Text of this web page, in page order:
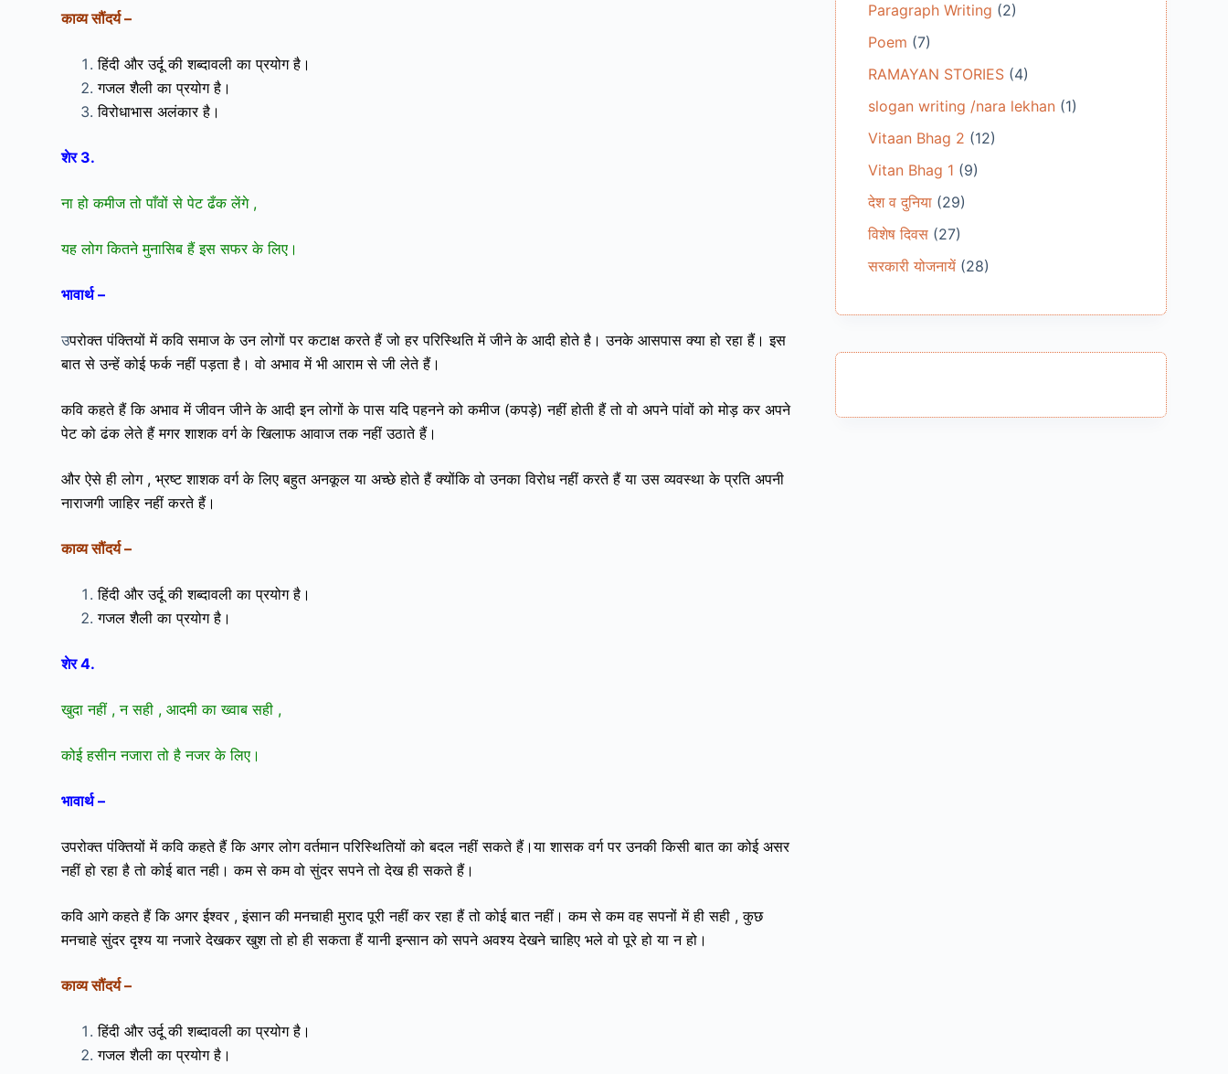
काव्य सौंदर्य –
हिंदी और उर्दू की शब्दावली का प्रयोग है।
गजल शैली का प्रयोग है।
विरोधाभास अलंकार है।
शेर 3.
ना हो कमीज तो पाँवों से पेट ढँक लेंगे ,
यह लोग कितने मुनासिब हैं इस सफर के लिए।
भावार्थ –
उपरोक्त पंक्तियों में कवि समाज के उन लोगों पर कटाक्ष करते हैं जो हर परिस्थिति में जीने के आदी होते है। उनके आसपास क्या हो रहा हैं। इस
बात से उन्हें कोई फर्क नहीं पड़ता है। वो अभाव में भी आराम से जी लेते हैं।
कवि कहते हैं कि अभाव में जीवन जीने के आदी इन लोगों के पास यदि पहनने को कमीज (कपड़े) नहीं होती हैं तो वो अपने पांवों को मोड़ कर अपने
पेट को ढंक लेते हैं मगर शाशक वर्ग के खिलाफ आवाज तक नहीं उठाते हैं।
और ऐसे ही लोग , भ्रष्ट शाशक वर्ग के लिए बहुत अनकूल याअच्छे होते हैं क्योंकि वो उनका विरोध नहीं करते हैं या उस व्यवस्था के प्रति अपनी
नाराजगी जाहिर नहीं करते हैं।
काव्य सौंदर्य –
हिंदी और उर्दू की शब्दावली का प्रयोग है।
गजल शैली का प्रयोग है।
शेर 4.
खुदा नहीं , न सही , आदमी का ख्वाब सही ,
कोई हसीन नजारा तो है नजर के लिए।
भावार्थ –
उपरोक्त पंक्तियों में कवि कहते हैं कि अगर लोग वर्तमान परिस्थितियों को बदल नहीं सकते हैं।या शासक वर्ग पर उनकी किसी बात का कोई असर
नहीं हो रहा है तो कोई बात नही। कम से कम वो सुंदर सपने तो देख ही सकते हैं।
कवि आगे कहते हैं कि अगर ईश्वर , इंसान की मनचाही मुराद पूरी नहीं कर रहा हैं तो कोई बात नहीं। कम से कम वह सपनों में ही सही , कुछ
मनचाहे सुंदर दृश्य या नजारे देखकर खुश तो हो ही सकता हैं यानी इन्सान को सपने अवश्य देखने चाहिए भले वो पूरे हो या न हो।
काव्य सौंदर्य –
हिंदी और उर्दू की शब्दावली का प्रयोग है।
गजल शैली का प्रयोग है।
Paragraph Writing (2)
Poem (7)
RAMAYAN STORIES(4)
slogan writing /nara lekhan(1)
Vitaan Bhag 2 (12)
Vitan Bhag 1 (9)
देश व दुनिया(29)
विशेष दिवस(27)
सरकारी योजनायें(28)